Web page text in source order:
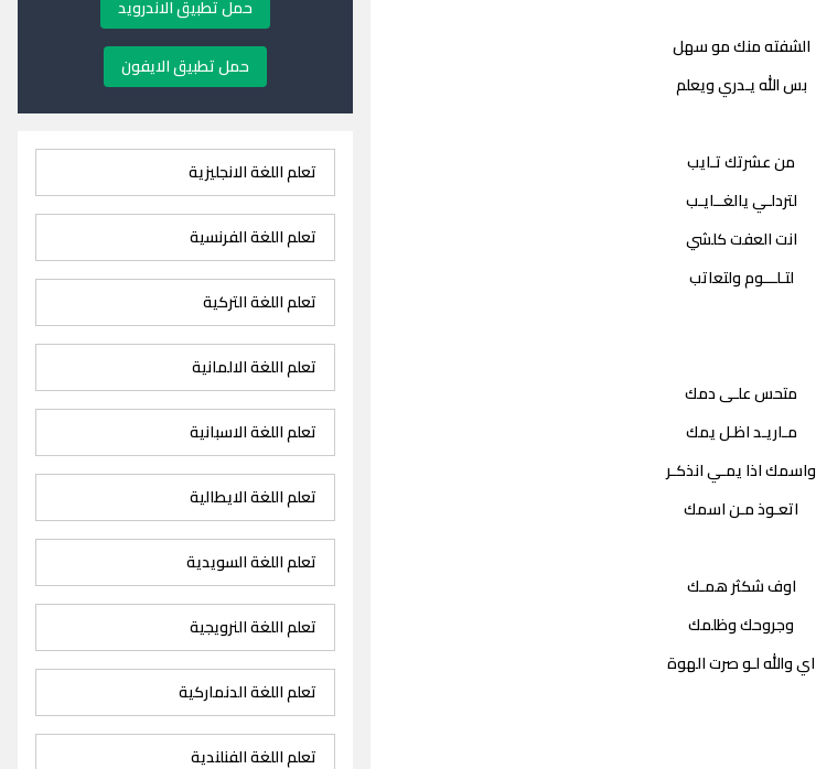
الشفته منك مو سهل
بس الله يـدري ويعلم
من عشرتك تـايب
لتردلـي يالغــايـب
انت العفت كلشي
لتـلـــوم ولتعاتب
متحس علـى دمك
مـاريـد اظـل يمك
واسمك اذا يمـي انذكـر
اتعـوذ مـن اسمك
اوف شكثر همـك
وجروحك وظلمك
اي والله لـو صرت الهوة
حمل تطبيق الاندرويد
حمل تطبيق الايفون
تعلم اللغة الانجليزية
تعلم اللغة الفرنسية
تعلم اللغة التركية
تعلم اللغة الالمانية
تعلم اللغة الاسبانية
تعلم اللغة الايطالية
تعلم اللغة السويدية
تعلم اللغة النرويجية
تعلم اللغة الدنماركية
تعلم اللغة الفنلندية